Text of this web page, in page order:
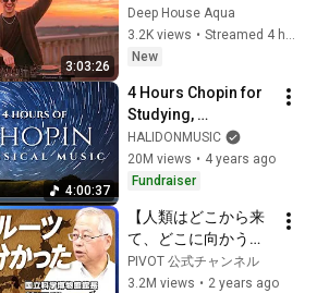
3:03:26
Garrix & Kygo, The
Chainsmokers Style
- SUMMER DEEP
Deep House Aqua
3.2K views •
New
4:00:37
4 Hours Chopin for
Studying,
Concentration &
Relaxation
HALIDONMUSIC
20M views • 4 years ago
Fundraiser
【人類はどこから来
て、どこに向かうの
か】国立科学博物館
館長・篠田謙一／ノ
PIVOT 公式チャンネル
3.2M views • 2 years ago